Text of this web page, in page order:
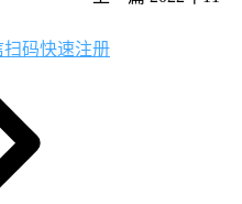
码快速注册